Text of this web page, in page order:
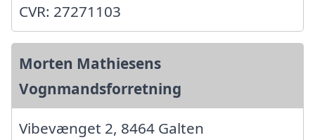
CVR: 27271103
Morten Mathiesens
Vognmandsforretning
Vibevænget 2, 8464 Galten